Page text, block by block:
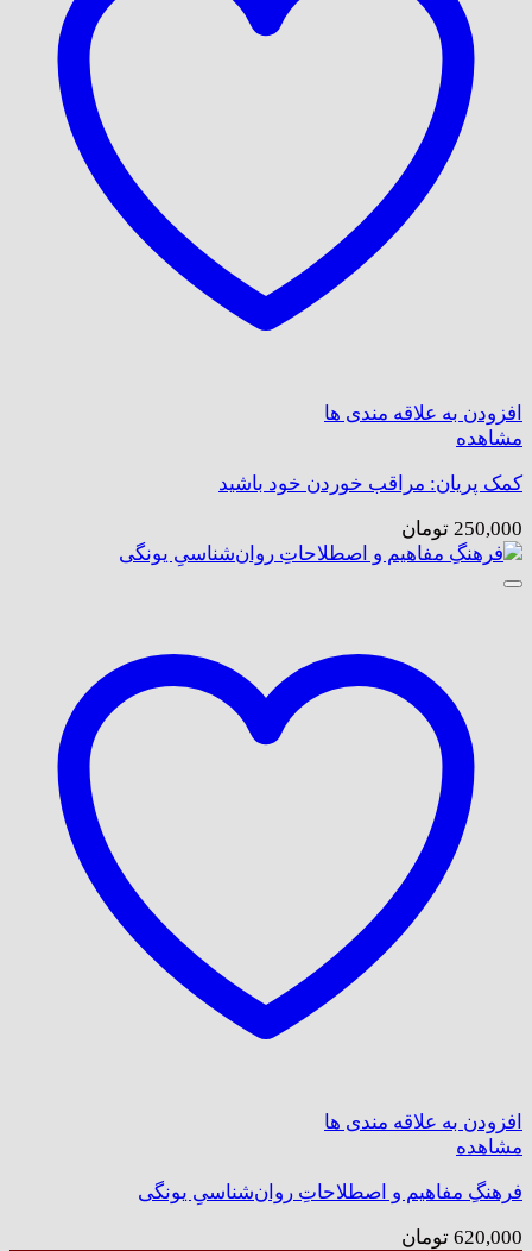
افزودن به علاقه مندی ها
مشاهده
کمک پریان: مراقب خوردن خود باشید
250,000 تومان
افزودن به علاقه مندی ها
مشاهده
فرهنگِ مفاهیم و اصطلاحاتِ روان‌شناسیِ یونگی
620,000 تومان